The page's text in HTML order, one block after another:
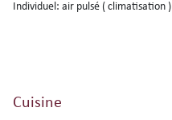
individuel: air pulsé ( climatisation )
Cuisine